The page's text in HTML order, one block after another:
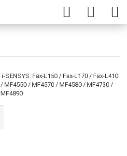
SENSYS: Fax-L150 / Fax-L170 / Fax-L410
MF4550 / MF4570 / MF4580 / MF4730 /